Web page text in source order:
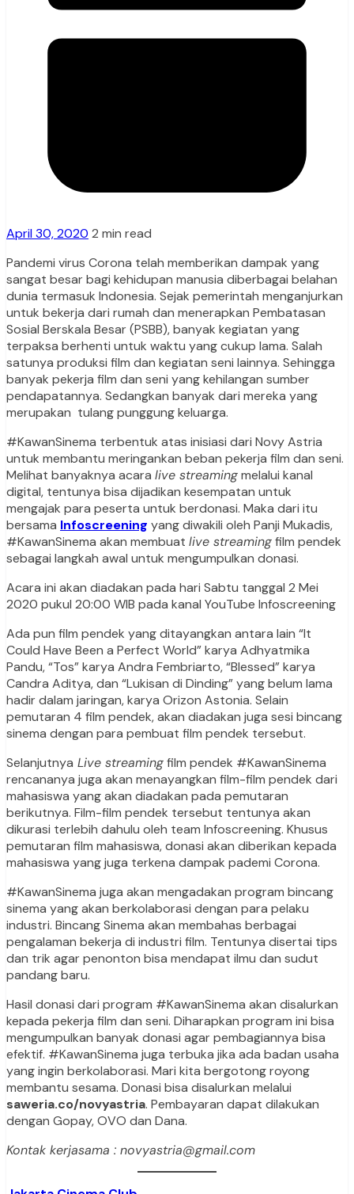
April 30, 2020 2 min read
Pandemi virus Corona telah memberikan dampak yang
sangat besar bagi kehidupan manusia diberbagai belahan
dunia termasuk Indonesia. Sejak pemerintah menganjurkan
untuk bekerja dari rumah dan menerapkan Pembatasan
Sosial Berskala Besar (PSBB), banyak kegiatan yang
terpaksa berhenti untuk waktu yang cukup lama. Salah
satunya produksi film dan kegiatan seni lainnya. Sehingga
banyak pekerja film dan seni yang kehilangan sumber
pendapatannya. Sedangkan banyak dari mereka yang
merupakan tulang punggung keluarga.
#KawanSinema terbentuk atas inisiasi dari Novy Astria
untuk membantu meringankan beban pekerja film dan seni.
Melihat banyaknya acara live streamingmelalui kanal
digital, tentunya bisa dijadikan kesempatan untuk
mengajak para peserta untuk berdonasi. Maka dari itu
bersama Infoscreening yang diwakili oleh Panji Mukadis,
#KawanSinema akan membuat live streamingfilm pendek
sebagai langkah awal untuk mengumpulkan donasi.
Acara ini akan diadakan pada hari Sabtu tanggal 2 Mei
2020 pukul 20:00 WIB pada kanal YouTube Infoscreening
Ada pun film pendek yang ditayangkan antara lain “It
Could Have Been a Perfect World” karya Adhyatmika
Pandu, “Tos” karya Andra Fembriarto, “Blessed” karya
Candra Aditya, dan “Lukisan di Dinding” yang belum lama
hadir dalam jaringan, karya Orizon Astonia. Selain
pemutaran 4 film pendek, akan diadakan juga sesi bincang
sinema dengan para pembuat film pendek tersebut.
Selanjutnya Live streamingfilm pendek #KawanSinema
rencananya juga akan menayangkan film-film pendek dari
mahasiswa yang akan diadakan pada pemutaran
berikutnya. Film-film pendek tersebut tentunya akan
dikurasi terlebih dahulu oleh team Infoscreening. Khusus
pemutaran film mahasiswa, donasi akan diberikan kepada
mahasiswa yang juga terkena dampak pademi Corona.
#KawanSinema juga akan mengadakan program bincang
sinema yang akan berkolaborasi dengan para pelaku
industri. Bincang Sinema akan membahas berbagai
pengalaman bekerja di industri film. Tentunya disertai tips
dan trik agar penonton bisa mendapat ilmu dan sudut
pandang baru.
Hasil donasi dari program #KawanSinema akan disalurkan
kepada pekerja film dan seni. Diharapkan program ini bisa
mengumpulkan banyak donasi agar pembagiannya bisa
efektif. #KawanSinema juga terbuka jika ada badan usaha
yang ingin berkolaborasi. Mari kita bergotong royong
membantu sesama. Donasi bisa disalurkan melalui
saweria.co/novyastria. Pembayaran dapat dilakukan
dengan Gopay, OVO dan Dana.
Kontak kerjasama : novyastria@gmail.com